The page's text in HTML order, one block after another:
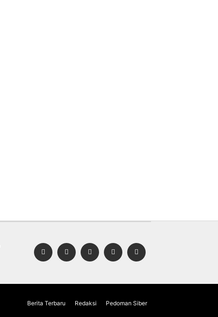
Berita Terbaru Redaksi Pedoman Siber